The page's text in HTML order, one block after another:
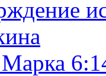
Марка